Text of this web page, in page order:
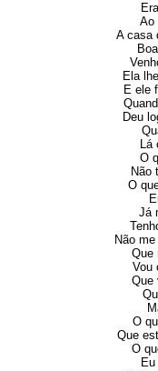
Ao
A casa
Ela
E ele
Deu
Lá
O
Não
O
Já
Não
Que
Vou
Que
O
Que
O